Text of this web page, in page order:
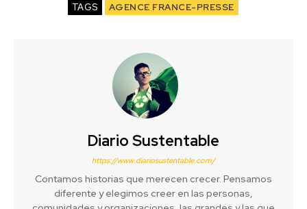
TAGS AGENCE FRANCE-PRESSE
Diario Sustentable
https://www.diariosustentable.com/
Contamos historias que merecen crecer. Pensamos
diferente y elegimos creer en las personas,